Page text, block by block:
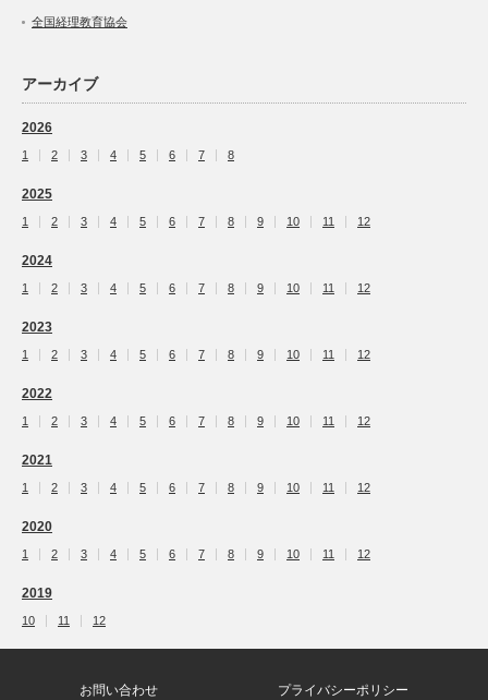
全国経理教育協会
アーカイブ
2026
1 2 3 4 5 6 7 8
2025
1 2 3 4 5 6 7 8 9 10 11 12
2024
1 2 3 4 5 6 7 8 9 10 11 12
2023
1 2 3 4 5 6 7 8 9 10 11 12
2022
1 2 3 4 5 6 7 8 9 10 11 12
2021
1 2 3 4 5 6 7 8 9 10 11 12
2020
1 2 3 4 5 6 7 8 9 10 11 12
2019
10 11 12
お問い合わせ プライバシーポリシー